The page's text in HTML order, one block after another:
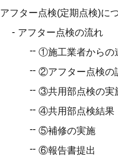
アフター点検(定期点検)に
アフター点検の流れ
①施工業者からの
②アフター点検の
③共用部点検の実
④共用部点検結果
⑤補修の実施
⑥報告書提出